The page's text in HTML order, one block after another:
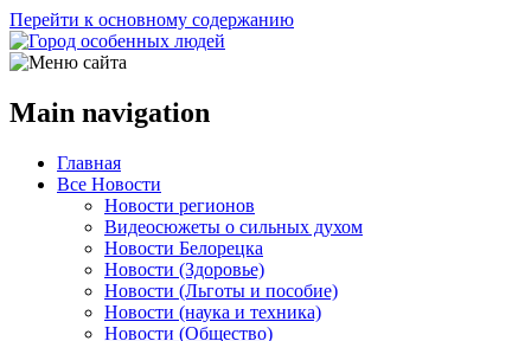
Перейти к основному содержанию
Main navigation
Главная
Все Новости
Новости регионов
Видеосюжеты о сильных духом
Новости Белорецка
Новости (Здоровье)
Новости (Льготы и пособие)
Новости (наука и техника)
Новости (Общество)